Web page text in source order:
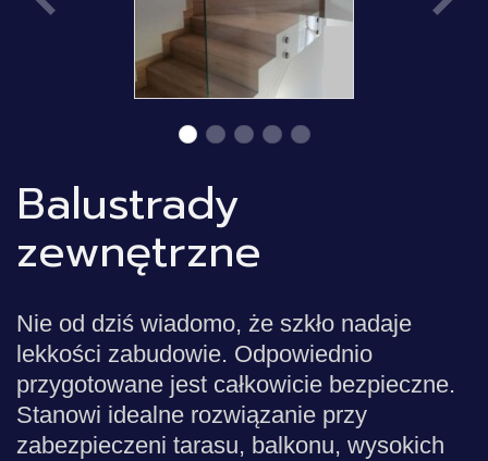
Balustrady
zewnętrzne
Nie od dziś wiadomo, że szkło nadaje
lekkości zabudowie. Odpowiednio
przygotowane jest całkowicie bezpieczne.
Stanowi idealne rozwiązanie przy
zabezpieczeni tarasu, balkonu, wysokich